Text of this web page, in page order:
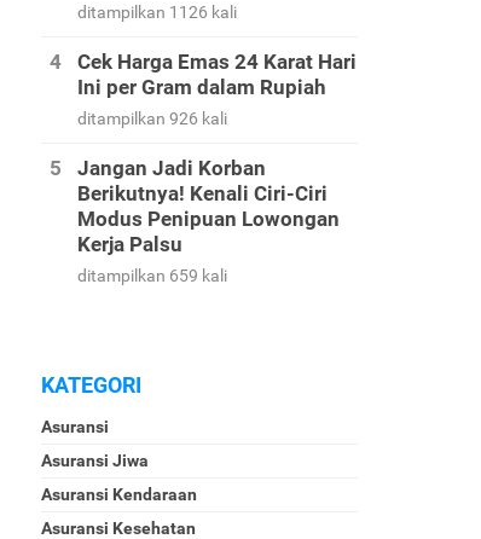
ditampilkan 1126 kali
Cek Harga Emas 24 Karat Hari
Ini per Gram dalam Rupiah
ditampilkan 926 kali
Jangan Jadi Korban
Berikutnya! Kenali Ciri-Ciri
Modus Penipuan Lowongan
Kerja Palsu
ditampilkan 659 kali
KATEGORI
Asuransi
Asuransi Jiwa
Asuransi Kendaraan
Asuransi Kesehatan